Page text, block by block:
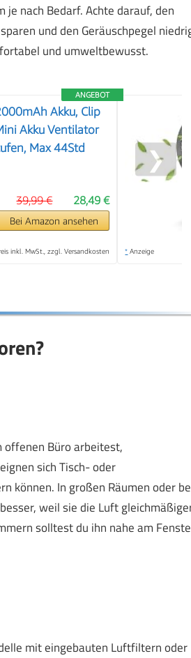
nach Bedarf. Achte darauf, den
und den Geräuschpegel
und umweltbewusst.
ANGEBOT
Akku, Clip
Akku Ventilator
Max 44Std
28,49 €
39,99 €
Bei Amazon ansehen
inkl. MwSt., zzgl. Versandkosten * Anzeige
❯
offenen Büro arbeitest,
sich Tisch- oder
können. In großen Räumen oder
weil sie die Luft
solltest du ihn nahe am
mit eingebauten Luftfiltern oder